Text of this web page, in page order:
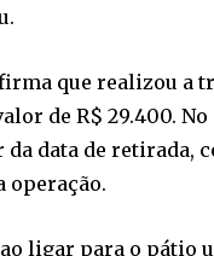
que realizou a
de R$ 29.400. No
data de retirada,
operação.
ligar para o pátio